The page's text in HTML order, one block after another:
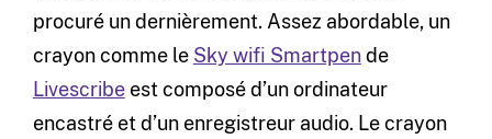
procuré un dernièrement. Assez abordable, un
crayon comme le Sky wifi Smartpende
Livescribeest composé d’un ordinateur
encastré et d’un enregistreur audio. Le crayon